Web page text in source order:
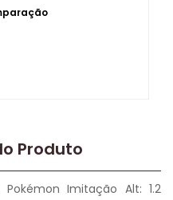
Produto
Pokémon Imitação Alt: 1.2